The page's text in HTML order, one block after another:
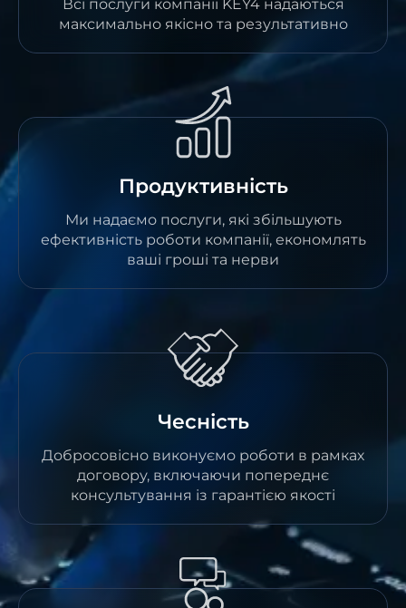
Всі послуги компанії KEY4 надаються
максимально якісно та результативно
Продуктивність
Ми надаємо послуги, які збільшують
ефективність роботи компанії, економлять
ваші гроші та нерви
Чесність
Добросовісно виконуємо роботи в рамках
договору, включаючи попереднє
консультування із гарантією якості